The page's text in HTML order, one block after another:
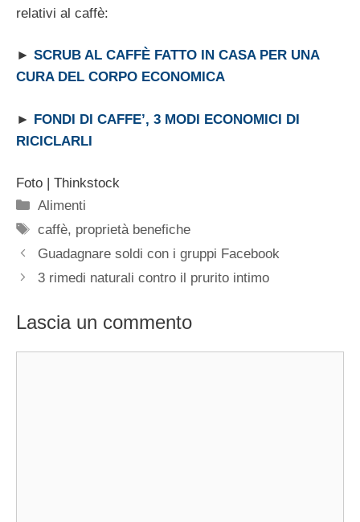
relativi al caffè:
► SCRUB AL CAFFÈ FATTO IN CASA PER UNA
CURA DEL CORPO ECONOMICA
► FONDI DI CAFFE’, 3 MODI ECONOMICI DI
RICICLARLI
Foto | Thinkstock
Categorie
Alimenti
Tag
caffè, proprietà benefiche
Guadagnare soldi con i gruppi Facebook
3 rimedi naturali contro il prurito intimo
Lascia un commento